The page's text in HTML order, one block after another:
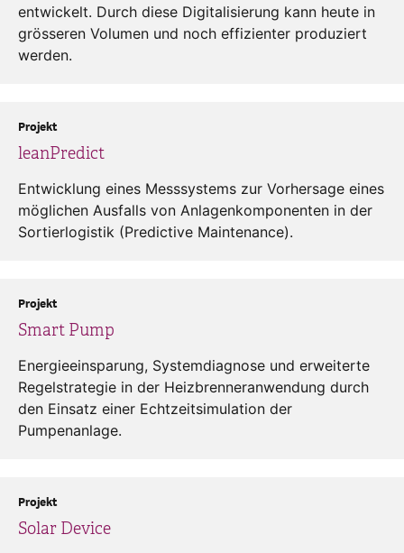
entwickelt. Durch diese Digitalisierung kann heute in
grösseren Volumen und noch effizienter produziert
werden.
leanPredict
Projekt
Entwicklung eines Messsystems zur Vorhersage eines
möglichen Ausfalls von Anlagenkomponenten in der
Sortierlogistik (Predictive Maintenance).
Smart Pump
Projekt
Energieeinsparung, Systemdiagnose und erweiterte
Regelstrategie in der Heizbrenneranwendung durch
den Einsatz einer Echtzeitsimulation der
Pumpenanlage.
Solar Device
Projekt